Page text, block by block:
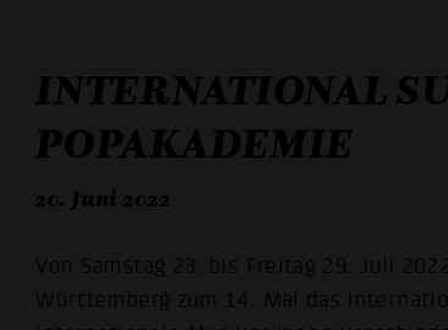
INTERNATIONAL
POPAKADEMIE
20. Juni 2022
Von Samstag 23. bis Freitag 29. Juli
Württemberg zum 14. Mal das